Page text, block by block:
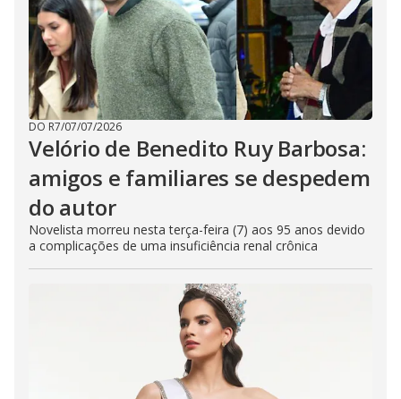
DO R7/07/07/2026
Velório de Benedito Ruy Barbosa:
amigos e familiares se despedem
do autor
Novelista morreu nesta terça-feira (7) aos 95 anos devido
a complicações de uma insuficiência renal crônica